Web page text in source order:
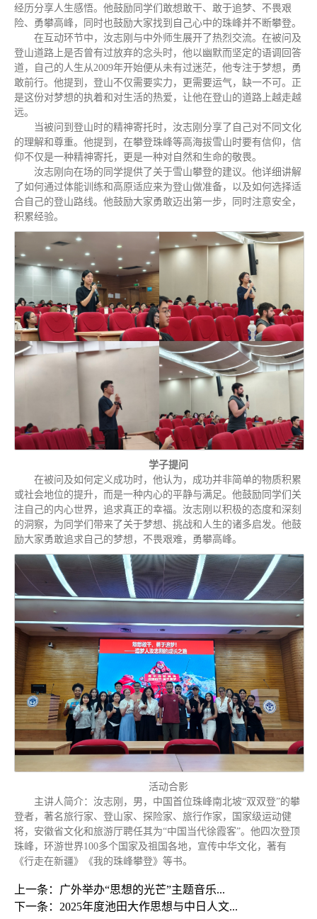
经历分享人生感悟。他鼓励同学们敢想敢干、敢于追梦、不畏艰
险、勇攀高峰，同时也鼓励大家找到自己心中的珠峰并不断攀登。
在互动环节中，汝志刚与中外师生展开了热烈交流。在被问及
登山道路上是否曾有过放弃的念头时，他以幽默而坚定的语调回答
道，自己的人生从2009年开始便从未有过迷茫，他专注于梦想，勇
敢前行。他提到，登山不仅需要实力，更需要运气，缺一不可。正
是这份对梦想的执着和对生活的热爱，让他在登山的道路上越走越
远。
当被问到登山时的精神寄托时，汝志刚分享了自己对不同文化
的理解和尊重。他提到，在攀登珠峰等高海拔雪山时要有信仰，信
仰不仅是一种精神寄托，更是一种对自然和生命的敬畏。
汝志刚向在场的同学提供了关于雪山攀登的建议。他详细讲解
了如何通过体能训练和高原适应来为登山做准备，以及如何选择适
合自己的登山路线。他鼓励大家勇敢迈出第一步，同时注意安全，
积累经验。
学子提问
在被问及如何定义成功时，他认为，成功并非简单的物质积累
或社会地位的提升，而是一种内心的平静与满足。他鼓励同学们关
注自己的内心世界，追求真正的幸福。汝志刚以积极的态度和深刻
的洞察，为同学们带来了关于梦想、挑战和人生的诸多启发。他鼓
励大家勇敢追求自己的梦想，不畏艰难，勇攀高峰。
活动合影
主讲人简介：汝志刚，男，中国首位珠峰南北坡“双双登”的攀
登者，著名旅行家、登山家、探险家、旅行作家，国家级运动健
将，安徽省文化和旅游厅聘任其为“中国当代徐霞客”。他四次登顶
珠峰，环游世界100多个国家及祖国各地，宣传中华文化，著有
《行走在新疆》《我的珠峰攀登》等书。
上一条：广外举办“思想的光芒”主题音乐...
下一条：2025年度池田大作思想与中日人文...